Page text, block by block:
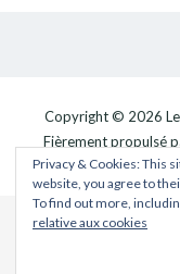
Copyright © 2026
Fièrement propulsé
Privacy & Cookies: This
website, you agree to
To find out more,
relative aux cookies